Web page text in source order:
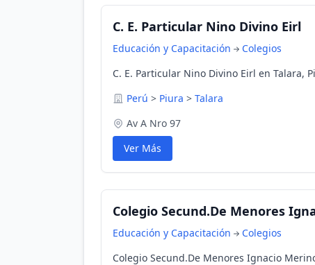
C. E. Particular Nino Divino Eirl
Educación y Capacitación
Colegios
C. E. Particular Nino Divino Eirl en Talara,
Perú > Piura > Talara
Av A Nro 97
Ver Más
Colegio Secund.De Menores
Educación y Capacitación
Colegios
Colegio Secund.De Menores Ignacio